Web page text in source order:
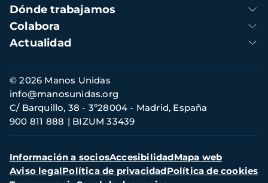
Dónde trabajamos
Colabora
Actualidad
Información
de
contacto
© 2026 Manos Unidas
C/ Barquillo, 38 - 3º28004 - Madrid, España
900 811 888
BIZUM 33439
info@manosunidas.org
Menú
secundario
Información a sociosAccesibilidadMapa web
Aviso legalPolítica de privacidadPolítica de cookies